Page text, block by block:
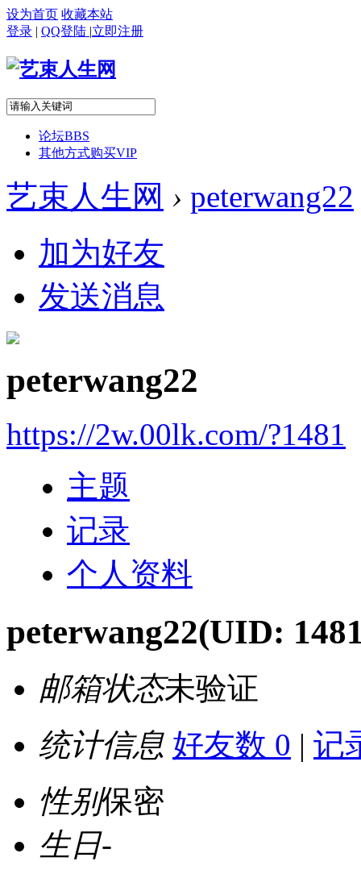
设为首页 收藏本站
登录 | QQ登陆 |立即注册
论坛BBS
其他方式购买VIP
艺束人生网 › peterwang22
加为好友
发送消息
peterwang22
https://2w.00lk.com/?1481
主题
记录
个人资料
peterwang22(UID:
邮箱状态未验证
统计信息 好友数 0 | 记
性别保密
生日-